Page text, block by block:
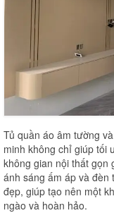
Tủ quần áo âm tường
minh không chỉ giúp tối
không gian nội thất gọn
ánh sáng ấm áp và
đẹp, giúp tạo nên một
ngào và hoàn hảo.